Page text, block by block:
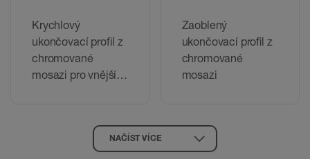
Krychlový
ukončovací profil z
chromované
mosazi pro vnější
Zaoblený
ukončovací proﬁl z
chromované
mosazi
NAČÍST VÍCE